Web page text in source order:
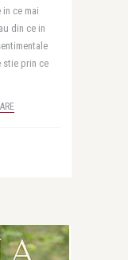
in ce mai
din ce in
stie prin ce